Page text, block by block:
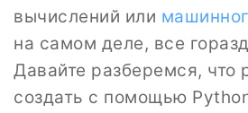
вычислений или
на самом деле, все
Давайте разберемся, что
создать с помощью